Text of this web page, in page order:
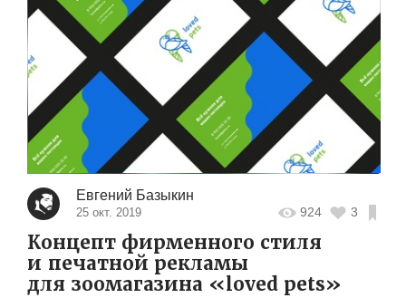
Евгений Базыкин
25 окт. 2019 924 3
Концепт фирменного стиля
и печатной рекламы
для зоомагазина «loved pets»